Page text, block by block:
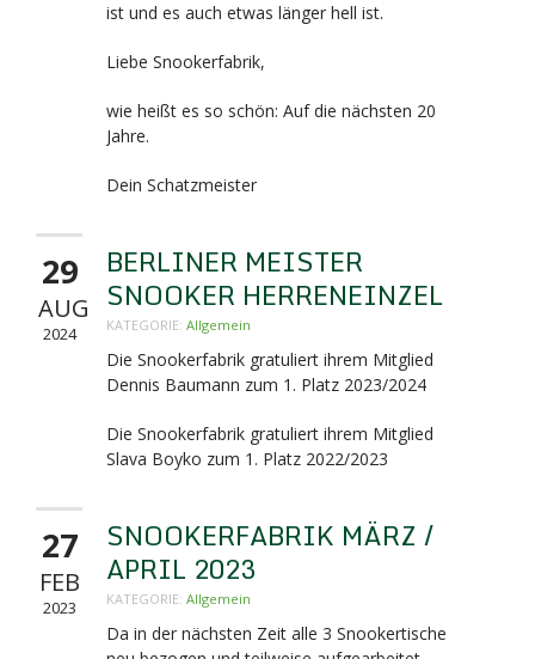
ist und es auch etwas länger hell ist.
Liebe Snookerfabrik,
wie heißt es so schön: Auf die nächsten 20
Jahre.
Dein Schatzmeister
29
AUG
2024
BERLINER MEISTER
SNOOKER HERRENEINZEL
KATEGORIE: Allgemein
Die Snookerfabrik gratuliert ihrem Mitglied
Dennis Baumann zum 1. Platz 2023/2024
Die Snookerfabrik gratuliert ihrem Mitglied
Slava Boyko zum 1. Platz 2022/2023
27
FEB
2023
SNOOKERFABRIK MÄRZ /
APRIL 2023
KATEGORIE: Allgemein
Da in der nächsten Zeit alle 3 Snookertische